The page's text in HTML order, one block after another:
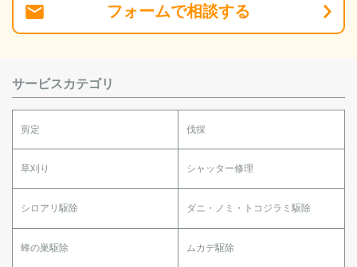
フォームで相談する
サービスカテゴリ
剪定 伐採
草刈り シャッター修理
シロアリ駆除 ダニ・ノミ・トコジラミ駆除
蜂の巣駆除 ムカデ駆除